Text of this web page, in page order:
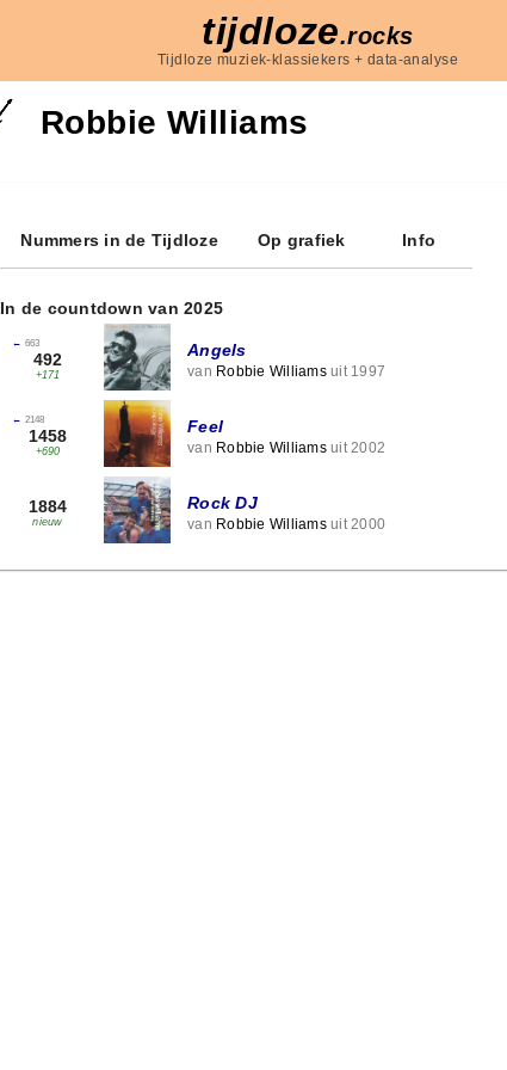
tijdloze.rocks
Tijdloze muziek-klassiekers + data-analyse
Robbie Williams
Nummers in de Tijdloze Op grafiek Info
In de countdown van 2025
← 663
492
+171
Angels
van Robbie Williamsuit 1997
← 2148
1458
+690
Feel
van Robbie Williamsuit 2002
1884
nieuw
Rock DJ
van Robbie Williamsuit 2000